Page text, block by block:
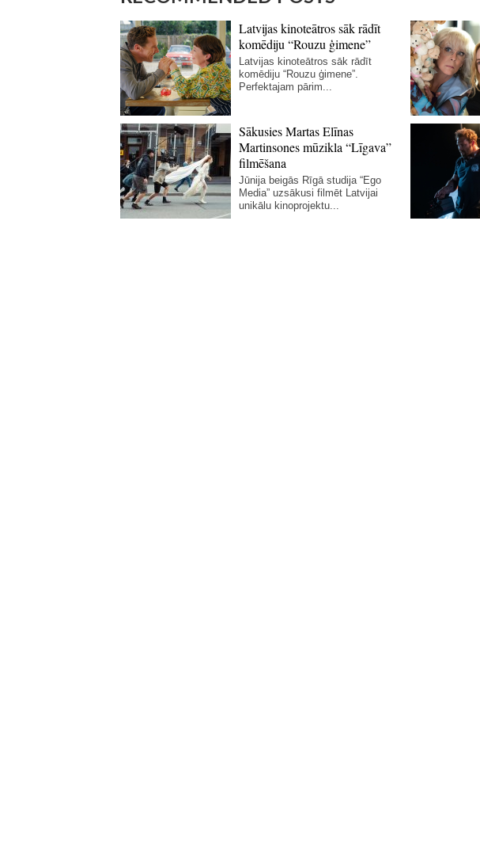
Latvijas kinoteātros sāk rādīt
komēdiju “Rouzu ģimene”
Latvijas kinoteātros sāk rādīt
komēdiju “Rouzu ģimene”.
Perfektajam pārim...
Sākusies Martas Elīnas
Martinsones mūzikla “Līgava”
filmēšana
Jūnija beigās Rīgā studija “Ego
Media” uzsākusi filmēt Latvijai
unikālu kinoprojektu...